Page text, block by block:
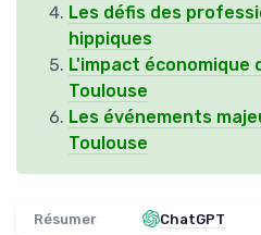
Les défis des
hippiques
L'impact économique
Toulouse
Les événements
Toulouse
Résumer ChatGPT